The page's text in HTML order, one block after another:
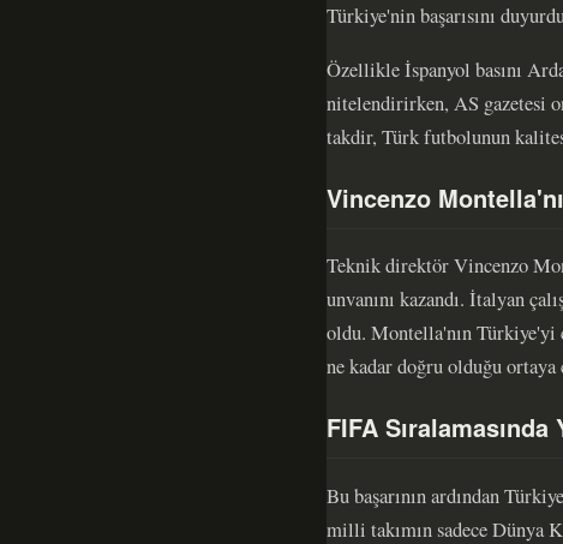
Türkiye'nin başarısını
Özellikle İspanyol basını
nitelendirirken, AS gazetesi
takdir, Türk futbolunun
Vincenzo
Teknik direktör Vincenzo
unvanını kazandı. İtalyan
oldu. Montella'nın Türkiye'yi
ne kadar doğru olduğu ortaya
FIFA
Bu başarının ardından
milli takımın sadece Dünya